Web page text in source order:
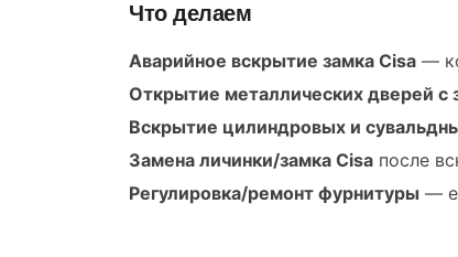
Что делаем
Аварийное вскрытие замка Cisa —
Открытие металлических дверей с
Вскрытие цилиндровых и
Замена личинки/замка Cisa после
Регулировка/ремонт фурнитуры —